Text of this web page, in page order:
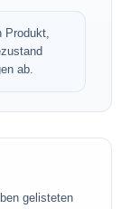
Produkt,
ab.
gelisteten